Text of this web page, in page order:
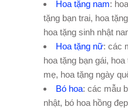
Hoa tặng nam:
tặng bạn trai, hoa
hoa tặng sinh nhật
Hoa tặng nữ: các
hoa tặng bạn gái,
mẹ, hoa tặng ngày
Bó hoa: các mẫu
nhật, bó hoa hồng